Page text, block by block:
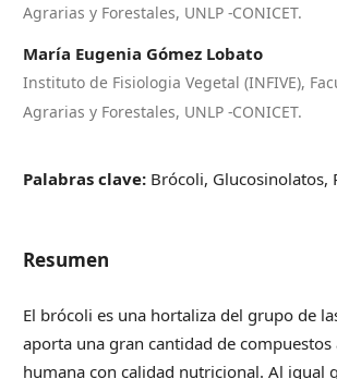
Agrarias y Forestales, UNLP -CONICET.
María Eugenia Gómez Lobato
Instituto de Fisiologia Vegetal (INFIVE),
Agrarias y Forestales, UNLP -CONICET.
Palabras clave: Brócoli, Glucosinolatos,
Resumen
El brócoli es una hortaliza del grupo de
aporta una gran cantidad de compuestos
humana con calidad nutricional. Al igual